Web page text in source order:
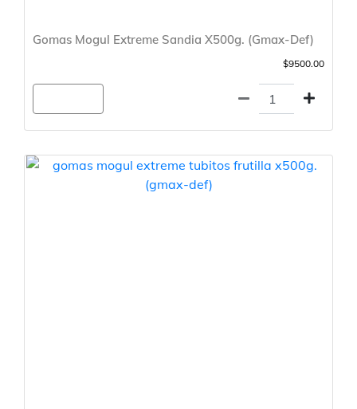
Gomas Mogul Extreme Sandia X500g. (Gmax-Def)
$9500.00